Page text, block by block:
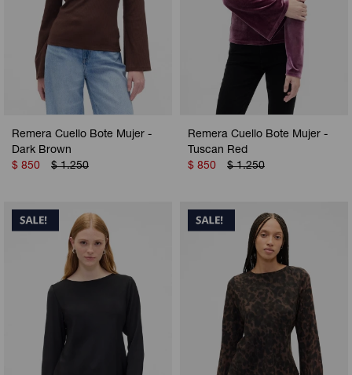
Remera Cuello Bote Mujer -
Dark Brown
$ 850 $ 1.250
Remera Cuello Bote Mujer -
Tuscan Red
$ 850 $ 1.250